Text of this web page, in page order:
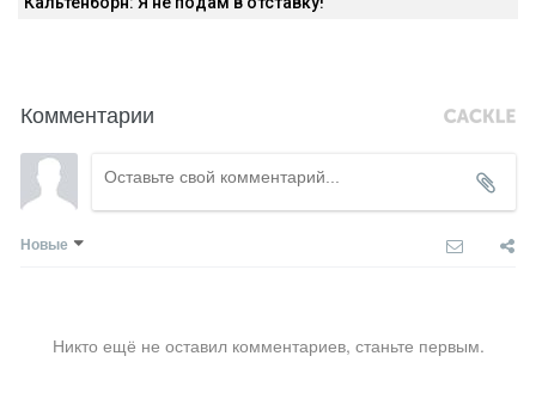
Комментарии
Новые
Никто ещё не оставил комментариев, станьте первым.